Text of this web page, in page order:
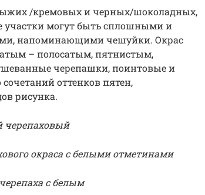
/кремовых и черных/шоколадных,
участки могут быть сплошными и
напоминающими чешуйки. Окрас
– полосатым, пятнистым,
черепашки, поинтовые и
оттенков пятен,
рисунка.
черепаховый
окраса с белыми отметинами
с белым